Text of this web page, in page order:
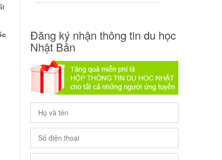
Đăng ký nhận thông tin du học
Nhật Bản